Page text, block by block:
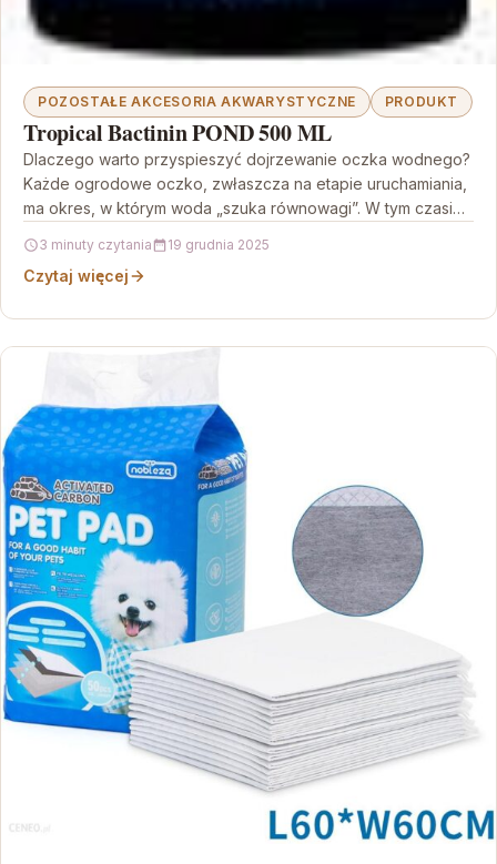
POZOSTAŁE AKCESORIA AKWARYSTYCZNE PRODUKT
Tropical Bactinin POND 500 ML
Dlaczego warto przyspieszyć dojrzewanie oczka wodnego?
Każde ogrodowe oczko, zwłaszcza na etapie uruchamiania,
ma okres, w którym woda „szuka równowagi”. W tym czasie
3 minuty czytania 19 grudnia 2025
Czytaj więcej